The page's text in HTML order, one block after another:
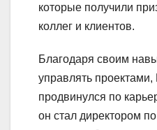
которые получили
коллег и клиентов.
Благодаря своим
управлять
продвинулся по
он стал директором